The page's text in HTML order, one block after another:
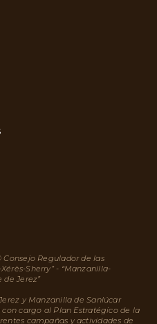
Regulador de las
Sherry” - “Manzanilla-
de Jerez”
y Manzanilla de Sanlúcar
cargo al Plan Estratégico de la
campañas y actividades de